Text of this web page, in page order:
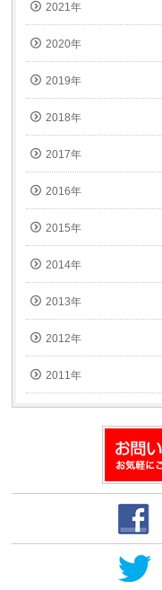
2021年
2020年
2019年
2018年
2017年
2016年
2015年
2014年
2013年
2012年
2011年